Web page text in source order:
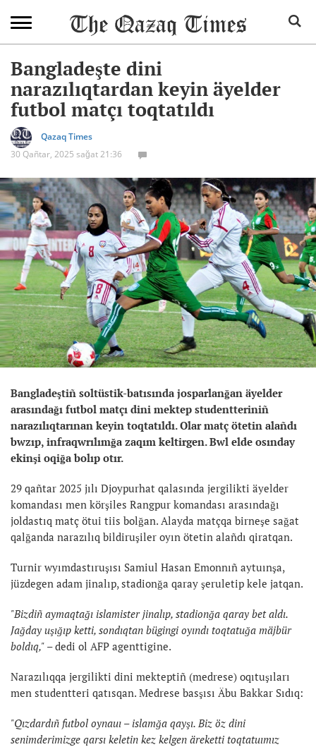
Bangladeşte dini
narazılıqtardan keyin äyelder
futbol matçı toqtatıldı
Qazaq Times
30 Qañtar, 2025 sağat 21:36
Bangladeştiñ soltüstik-batısında josparlanğan äyelder
arasındağı futbol matçı dini mektep studentteriniñ
narazılıqtarınan keyin toqtatıldı. Olar matç ötetin alañdı
bwzıp, infraqwrılımğa zaqım keltirgen. Bwl elde osınday
ekinşi oqiğa bolıp otır.
29 qañtar 2025 jılı Djoypurhat qalasında jergilikti äyelder
komandası men körşiles Rangpur komandası arasındağı
joldastıq matç ötui tiis bolğan. Alayda matçqa birneşe sağat
qalğanda narazılıq bildiruşiler oyın ötetin alañdı qiratqan.
Turnir wyımdastıruşısı Samiul Hasan Emonnıñ aytuınşa,
jüzdegen adam jinalıp, stadionğa qaray şeruletip kele jatqan.
"Bizdiñ aymaqtağı islamister jinalıp, stadionğa qaray bet aldı.
Jağday uşığıp ketti, sondıqtan bügingi oyındı toqtatuğa mäjbür
boldıq," – dedi ol AFP agenttigine.
Narazılıqqa jergilikti dini mekteptiñ (medrese) oqıtuşıları
men studentteri qatısqan. Medrese basşısı Äbu Bakkar Sıdıq:
"Qızdardıñ futbol oynauı – islamğa qayşı. Biz öz dini
senimderimizge qarsı keletin kez kelgen äreketti toqtatuımız